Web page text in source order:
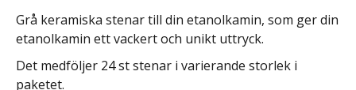
Grå keramiska stenar till din etanolkamin, som ger din
etanolkamin ett vackert och unikt uttryck.
Det medföljer 24 st stenar i varierande storlek i
paketet.